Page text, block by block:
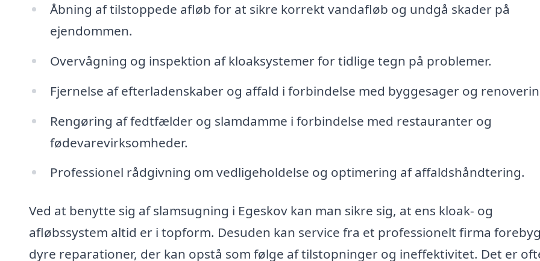
Åbning af tilstoppede afløb for at sikre korrekt vandafløb og undgå skader på
ejendommen.
Overvågning og inspektion af kloaksystemer for tidlige tegn på problemer.
Fjernelse af efterladenskaber og affald i forbindelse med byggesager og
Rengøring af fedtfælder og slamdamme i forbindelse med restauranter og
fødevarevirksomheder.
Professionel rådgivning om vedligeholdelse og optimering af affaldshåndtering.
Ved at benytte sig af slamsugning i Egeskov kan man sikre sig, at ens kloak- og
afløbssystem altid er i topform. Desuden kan service fra et professionelt firma
dyre reparationer, der kan opstå som følge af tilstopninger og ineffektivitet. Det er